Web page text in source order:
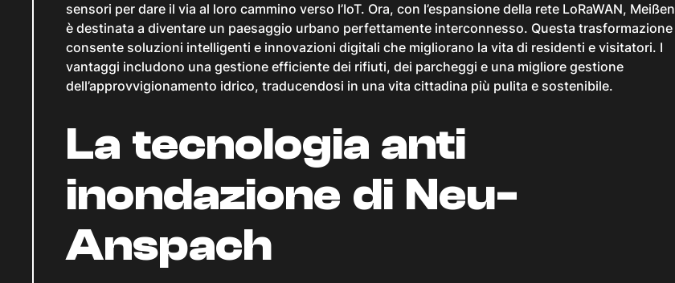
sensori per dare il via al loro cammino verso l’IoT. Ora, con l’espansione della rete LoRaWAN, Meißen
è destinata a diventare un paesaggio urbano perfettamente interconnesso. Questa trasformazione
consente soluzioni intelligenti e innovazioni digitali che migliorano la vita di residenti e visitatori. I
vantaggi includono una gestione efficiente dei rifiuti, dei parcheggi e una migliore gestione
dell’approvvigionamento idrico, traducendosi in una vita cittadina più pulita e sostenibile.
La tecnologia anti
inondazione di Neu-
Anspach